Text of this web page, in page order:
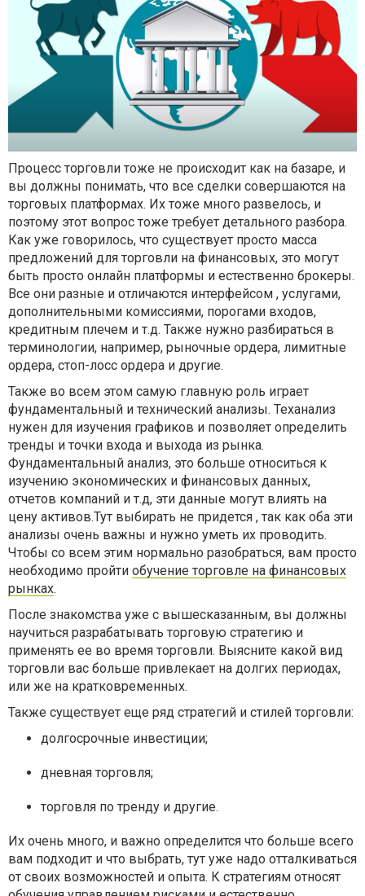
Процесс торговли тоже не происходит как на базаре, и
вы должны понимать, что все сделки совершаются на
торговых платформах. Их тоже много развелось, и
поэтому этот вопрос тоже требует детального разбора.
Как уже говорилось, что существует просто масса
предложений для торговли на финансовых, это могут
быть просто онлайн платформы и естественно брокеры.
Все они разные и отличаются интерфейсом , услугами,
дополнительными комиссиями, порогами входов,
кредитным плечем и т.д. Также нужно разбираться в
терминологии, например, рыночные ордера, лимитные
ордера, стоп-лосс ордера и другие.
Также во всем этом самую главную роль играет
фундаментальный и технический анализы. Теханализ
нужен для изучения графиков и позволяет определить
тренды и точки входа и выхода из рынка.
Фундаментальный анализ, это больше относиться к
изучению экономических и финансовых данных,
отчетов компаний и т.д, эти данные могут влиять на
цену активов.Тут выбирать не придется , так как оба эти
анализы очень важны и нужно уметь их проводить.
Чтобы со всем этим нормально разобраться, вам просто
необходимо пройти обучение торговле на финансовых
рынках.
После знакомства уже с вышесказанным, вы должны
научиться разрабатывать торговую стратегию и
применять ее во время торговли. Выясните какой вид
торговли вас больше привлекает на долгих периодах,
или же на кратковременных.
Также существует еще ряд стратегий и стилей торговли:
долгосрочные инвестиции;
дневная торговля;
торговля по тренду и другие.
Их очень много, и важно определится что больше всего
вам подходит и что выбрать, тут уже надо отталкиваться
от своих возможностей и опыта. К стратегиям относят